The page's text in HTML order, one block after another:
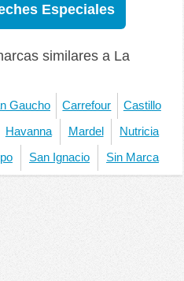
Especiales
similares a La
Gaucho Carrefour Castillo
Havanna Mardel Nutricia
San Ignacio Sin Marca